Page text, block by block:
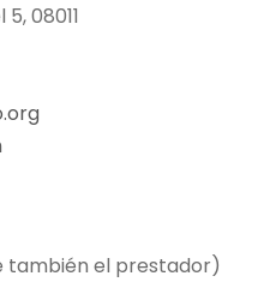
08011
también el prestador)